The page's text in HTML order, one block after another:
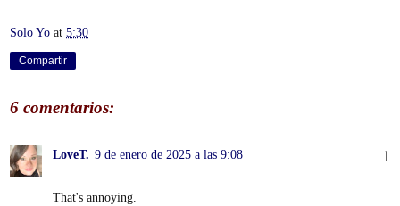
Solo Yo at 5:30
Compartir
6 comentarios:
LoveT. 9 de enero de 2025 a las 9:08
That's annoying.